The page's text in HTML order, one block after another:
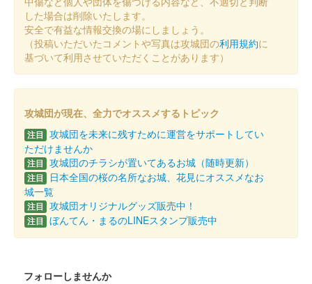
販売終了
上田城 御城印 夏限定特別紙版
販売終了
上田城 御城印 真田昌幸版
上田城 御城印 第二次上田合戦版
した場合は削除いたします。
安全で有益な情報交換の場にしましょう。
（投稿いただいたコメントや写真は攻城団の利用規約に
基づいて利用させていただくことがあります）
攻城団が現在、全力でオススメするトピック
注目 攻城団を未来に残すために運営をサポートしてい
ただけませんか
注目 攻城団のチラシが置いてあるお城（随時更新）
注目
日本全国の桜の名所なお城、花見にオススメなお
城一覧
注目 攻城団オリジナルグッズ販売中！
注目 ぼんてん・まるのLINEスタンプ販売中
フォローしませんか